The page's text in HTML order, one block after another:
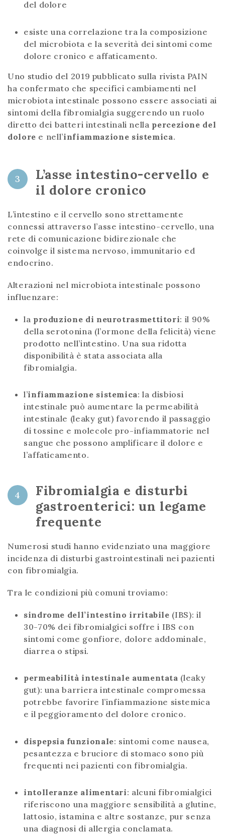
del dolore
esiste una correlazione tra la composizione
del microbiota e la severità dei sintomi come
dolore cronico e affaticamento.
Uno studio del 2019 pubblicato sulla rivista PAIN
ha confermato che specifici cambiamenti nel
microbiota intestinale possono essere associati ai
sintomi della fibromialgia suggerendo un ruolo
diretto dei batteri intestinali nella percezione del
dolore e nell’infiammazione sistemica.
3
L’asse intestino-cervello e
il dolore cronico
L’intestino e il cervello sono strettamente
connessi attraverso l’asse intestino-cervello, una
rete di comunicazione bidirezionale che
coinvolge il sistema nervoso, immunitario ed
endocrino.
Alterazioni nel microbiota intestinale possono
influenzare:
la produzione di neurotrasmettitori: il 90%
della serotonina (l’ormone della felicità) viene
prodotto nell’intestino. Una sua ridotta
disponibilità è stata associata alla
fibromialgia.
l’infiammazione sistemica: la disbiosi
intestinale può aumentare la permeabilità
intestinale (leaky gut) favorendo il passaggio
di tossine e molecole pro-infiammatorie nel
sangue che possono amplificare il dolore e
l’affaticamento.
4
Fibromialgia e disturbi
gastroenterici: un legame
frequente
Numerosi studi hanno evidenziato una maggiore
incidenza di disturbi gastrointestinali nei pazienti
con fibromialgia.
Tra le condizioni più comuni troviamo:
sindrome dell’intestino irritabile (IBS): il
30-70% dei fibromialgici soffre i IBS con
sintomi come gonfiore, dolore addominale,
diarrea o stipsi.
permeabilità intestinale aumentata (leaky
gut): una barriera intestinale compromessa
potrebbe favorire l’infiammazione sistemica
e il peggioramento del dolore cronico.
dispepsia funzionale: sintomi come nausea,
pesantezza e bruciore di stomaco sono più
frequenti nei pazienti con fibromialgia.
intolleranze alimentari: alcuni fibromialgici
riferiscono una maggiore sensibilità a glutine,
lattosio, istamina e altre sostanze, pur senza
una diagnosi di allergia conclamata.